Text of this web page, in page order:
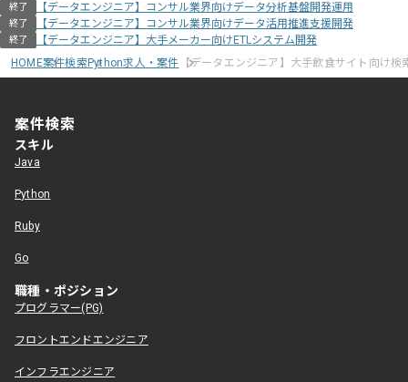
終了 【データエンジニア】コンサル業界向けデータ分析基盤開発運用
終了 【データエンジニア】コンサル業界向けデータ活用推進支援開発
終了
【データエンジニア】大手メーカー向けETLシステム開発
HOME案件検索Python求人・案件 【データエンジニア】大手飲食サイト向け
案件検索
スキル
Java
Python
Ruby
Go
職種・ポジション
プログラマー(PG)
フロントエンドエンジニア
インフラエンジニア